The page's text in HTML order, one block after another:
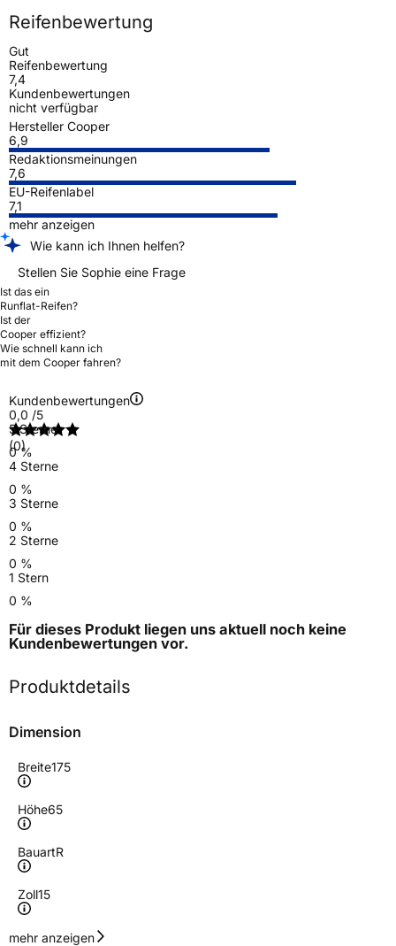
Reifenbewertung
Gut
Reifenbewertung
7,4
Kundenbewertungen
nicht verfügbar
Hersteller Cooper
6,9
Redaktionsmeinungen
7,6
EU-Reifenlabel
7,1
mehr anzeigen
Wie kann ich Ihnen helfen?
Stellen Sie Sophie eine Frage
Ist das ein
Runflat-Reifen?
Ist der
Cooper effizient?
Wie schnell kann ich
mit dem Cooper fahren?
Kundenbewertungen
0,0 /5
(0)
5 Sterne
0 %
4 Sterne
0 %
3 Sterne
0 %
2 Sterne
0 %
1 Stern
0 %
Für dieses Produkt liegen uns aktuell noch keine
Kundenbewertungen vor.
Produktdetails
Dimension
Breite175
Höhe65
BauartR
Zoll15
Geschwindigkeitsindex
mehr anzeigen